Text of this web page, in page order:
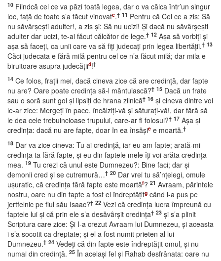
10 Fiindcă cel ce va păzi toată legea, dar o va călca într’un singur
loc, faţă de toate s’a făcut vinovatc.† 11 Pentru că Cel ce a zis: Să
nu săvârşeşti adulter!, a zis şi: Să nu ucizi! Şi dacă nu săvârşeşti
adulter dar ucizi, te-ai făcut călcător de lege.† 12 Aşa să vorbiţi şi
aşa să faceţi, ca unii care va să fiţi judecaţi prin legea libertăţii.† 13
Căci judecata e fără milă pentru cel ce n’a făcut milă; dar mila e
biruitoare asupra judecăţiid!†
14 Ce folos, fraţii mei, dacă cineva zice că are credinţă, dar fapte
nu are? Oare poate credinţa să-l mântuiască?† 15 Dacă un frate
sau o soră sunt goi şi lipsiţi de hrana zilnică† 16 şi cineva dintre voi
le-ar zice: Mergeţi în pace, încălziţi-vă şi săturaţi-vă!, dar fără să
le dea cele trebuincioase trupului, care-ar fi folosul?† 17 Aşa şi
credinţa: dacă nu are fapte, doar în ea însăşie e moartă.†
18 Dar va zice cineva: Tu ai credinţă, iar eu am fapte; arată-mi
credinţa ta fără fapte, şi eu din faptele mele îţi voi arăta credinţa
mea. 19 Tu crezi că unul este Dumnezeu?: Bine faci; dar şi
demonii cred şi se cutremură…† 20 Dar vrei tu să’nţelegi, omule
uşuratic, că credinţa fără fapte este moartăf? 21 Avraam, părintele
nostru, oare nu din fapte a fost el îndreptăţitg când l-a pus pe
jertfelnic pe fiul său Isaac?† 22 Vezi că credinţa lucra împreună cu
faptele lui şi că prin ele s’a desăvârşit credinţa† 23 şi s’a plinit
Scriptura care zice: Şi I-a crezut Avraam lui Dumnezeu, şi aceasta
i s’a socotit ca dreptate; şi el a fost numit prieten al lui
Dumnezeu.† 24 Vedeţi că din fapte este îndreptăţit omul, şi nu
numai din credinţă. 25 În acelaşi fel şi Rahab desfrânata: oare nu